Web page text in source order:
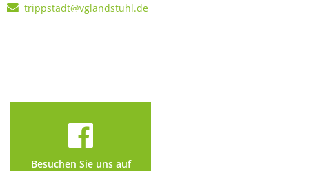
trippstadt@vglandstuhl.de
Besuchen Sie uns auf